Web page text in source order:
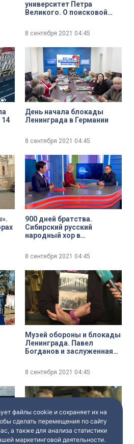
университет Петра
Великого. О поисковой
исторических
реконструкциях клуба
«Наш Политех»
8 сентября 2021 04:45
14
День начала блокады
Ленинграда в Германии
8 сентября 2021 04:45
900 дней братства.
Сибирский русский
народный хор в
летия начала блокады
Ленинграда
8 сентября 2021 04:45
Музей обороны и блокады
Ленинграда. Павел
Богданов и заслуженная
Валентина Панина о
важности сохранения
8 сентября 2021 04:45
файлы cookie и сохраняет их на
сделать перемещения по сайту
а также для анализа статистики
маркетинговой деятельности.